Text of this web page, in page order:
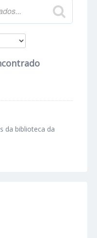
da biblioteca da